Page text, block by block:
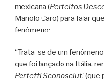
mexicana (Perfeitos
Manolo Caro) para falar
fenômeno:
“Trata-se de um
que foi lançado na Itália,
Perfetti Sconosciuti(que